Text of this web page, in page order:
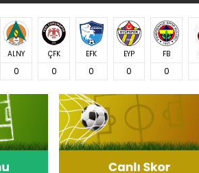
ALNY
0
ÇFK
0
EFK
0
EYP
0
FB
0